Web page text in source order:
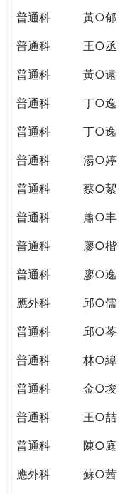
普通科 黃○郁
普通科
王○丞
普通科
黃○遠
普通科
丁○逸
普通科
丁○逸
普通科
湯○婷
普通科
蔡○絜
普通科
蕭○丰
普通科
廖○楷
普通科
廖○逸
應外科
邱○儒
普通科
邱○芩
普通科
林○緯
普通科
金○埈
普通科
王○喆
普通科
陳○庭
應外科
蘇○茜